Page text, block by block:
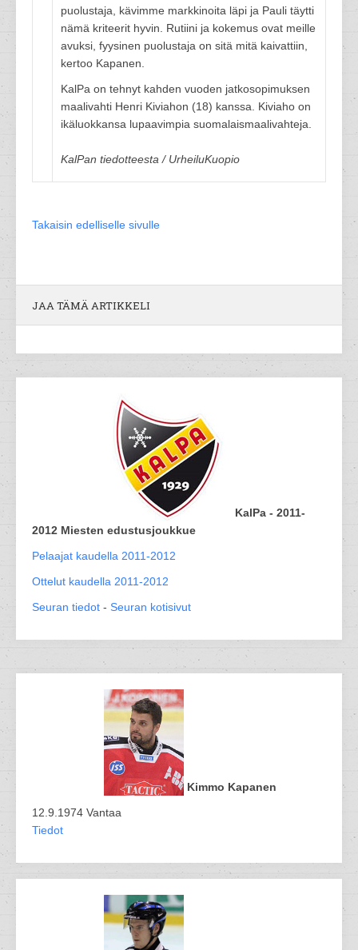
puolustaja, kävimme markkinoita läpi ja Pauli täytti
nämä kriteerit hyvin. Rutiini ja kokemus ovat meille
avuksi, fyysinen puolustaja on sitä mitä kaivattiin,
kertoo Kapanen.
KalPa on tehnyt kahden vuoden jatkosopimuksen
maalivahti Henri Kiviahon (18) kanssa. Kiviaho on
ikäluokkansa lupaavimpia suomalaismaalivahteja.
KalPan tiedotteesta / UrheiluKuopio
Takaisin edelliselle sivulle
JAA TÄMÄ ARTIKKELI
KalPa - 2011-
2012 Miesten edustusjoukkue
Pelaajat kaudella 2011-2012
Ottelut kaudella 2011-2012
Seuran tiedot - Seuran kotisivut
Kimmo Kapanen
12.9.1974 Vantaa
Tiedot